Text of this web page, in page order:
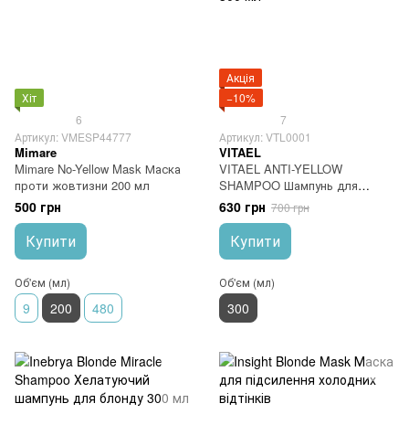
Хіт
6
Артикул: VMESP44777
Mimare
Mimare No-Yellow Mask Маска
проти жовтизни 200 мл
500 грн
Купити
Об'єм (мл)
9 200 480
Акція
−10%
7
Артикул: VTL0001
VITAEL
VITAEL ANTI-YELLOW
SHAMPOO Шампунь для
блондинок антижовтизна 300
мл
630 грн 700 грн
Купити
Об'єм (мл)
300